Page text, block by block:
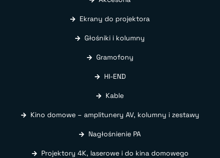
Ekrany do projektora
Głośniki i kolumny
Gramofony
HI-END
Kable
Kino domowe – amplitunery AV, kolumny i zestawy
Nagłośnienie PA
Projektory 4K, laserowe i do kina domowego